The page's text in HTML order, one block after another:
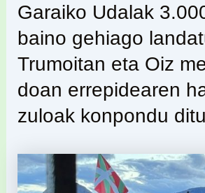
Garaiko Udalak
baino gehiago
Trumoitan eta Oiz
doan errepidearen
zuloak konpondu ditu